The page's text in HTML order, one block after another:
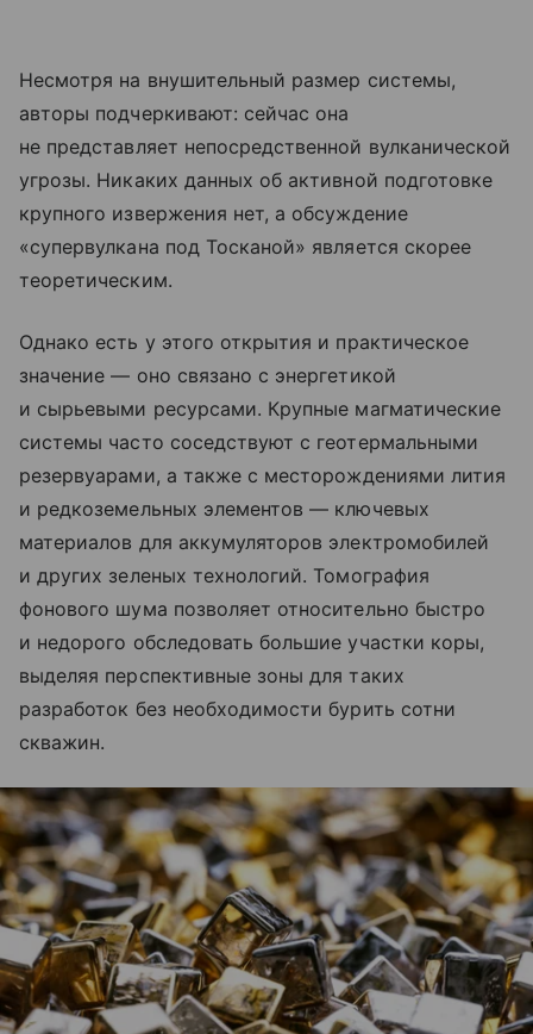
Несмотря на внушительный размер системы,
авторы подчеркивают: сейчас она
не представляет непосредственной вулканической
угрозы. Никаких данных об активной подготовке
крупного извержения нет, а обсуждение
«супервулкана под Тосканой» является скорее
теоретическим.
Однако есть у этого открытия и практическое
значение — оно связано с энергетикой
и сырьевыми ресурсами. Крупные магматические
системы часто соседствуют с геотермальными
резервуарами, а также с месторождениями лития
и редкоземельных элементов — ключевых
материалов для аккумуляторов электромобилей
и других зеленых технологий. Томография
фонового шума позволяет относительно быстро
и недорого обследовать большие участки коры,
выделяя перспективные зоны для таких
разработок без необходимости бурить сотни
скважин.